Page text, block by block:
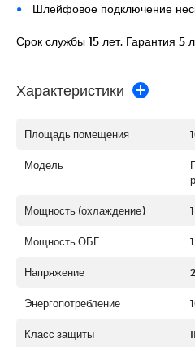
Шлейфовое подключение
Срок службы 15 лет. Гарантия 5
Характеристики
Площадь помещения
Модель
Мощность (охлаждение)
Мощность ОБГ
Напряжение
Энергопотребление
Класс защиты